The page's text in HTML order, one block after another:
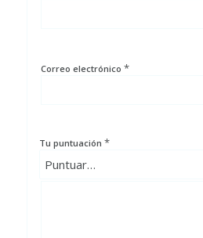
Correo electrónico *
Tu puntuación *